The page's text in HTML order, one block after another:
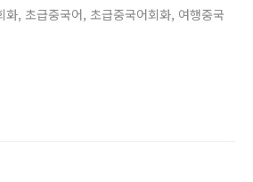
화, 초급중국어, 초급중국어회화, 여행중국